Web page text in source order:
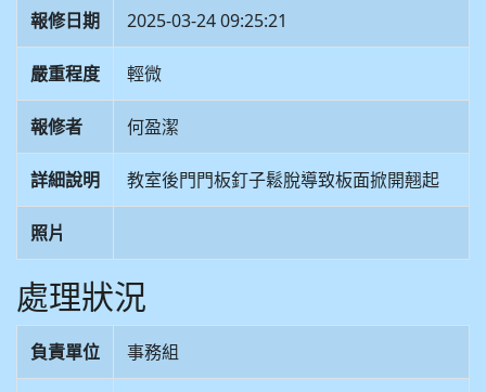
報修日期 2025-03-24 09:25:21
嚴重程度 輕微
報修者 何盈潔
詳細說明 教室後門門板釘子鬆脫導致板面掀開翹起
照片
處理狀況
負責單位 事務組